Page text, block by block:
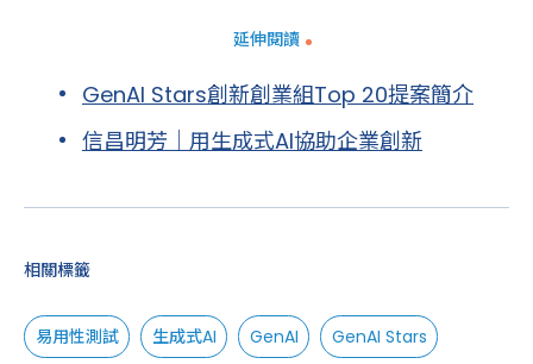
延伸閱讀
GenAI Stars創新創業組Top 20提案簡介
信昌明芳｜用生成式AI協助企業創新
相關標籤
易用性測試 生成式AI GenAI GenAI Stars